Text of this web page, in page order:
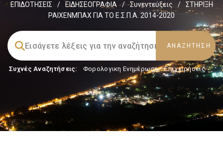
ΕΠΙΔΟΤΗΣΕΙΣ
/ ΕΙΔΗΣΕΟΓΡΑΦΙΑ / Συνεντεύξεις /
ΣΤΗΡΙΞΗ
ΡΑΙΧΕΝΜΠΑΧ ΓΙΑ ΤΟ Ε.Σ.Π.Α. 2014-2020
Συχνές Αναζητήσεις: Φορολογικη Ενημέρωση, Επιχειρήσεις